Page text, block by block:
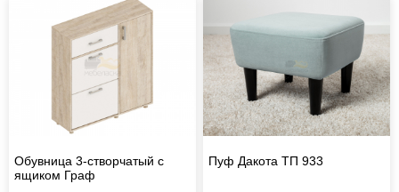
Обувница 3-створчатый с
ящиком Граф
Пуф Дакота ТП 933